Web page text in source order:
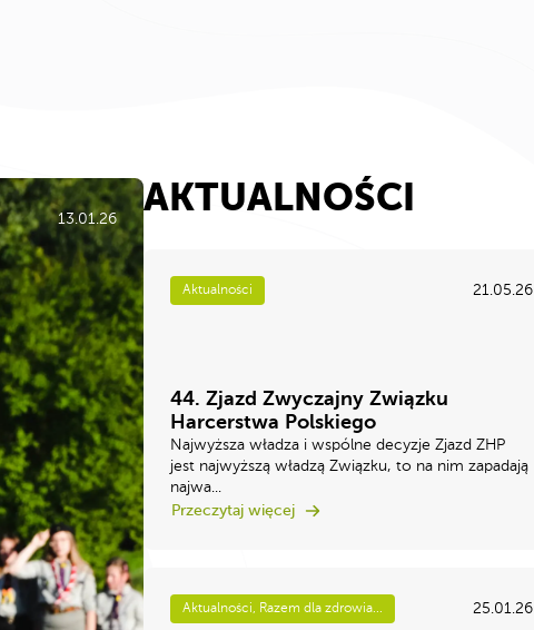
13.01.26 AKTUALNOŚCI
Aktualności 21.05.26
44. Zjazd Zwyczajny Związku
Harcerstwa Polskiego
Najwyższa władza i wspólne decyzje Zjazd ZHP
jest najwyższą władzą Związku, to na nim zapadają
najwa...
Przeczytaj więcej
Aktualności, Razem dla zdrowia... 25.01.26